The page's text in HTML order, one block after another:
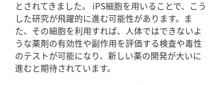
とされてきました。 iPS細胞を用いることで、こう
した研究が飛躍的に進む可能性があります。ま
た、その細胞を利用すれば、人体ではできないよ
うな薬剤の有効性や副作用を評価する検査や毒性
のテストが可能になり、新しい薬の開発が大いに
進むと期待されています。